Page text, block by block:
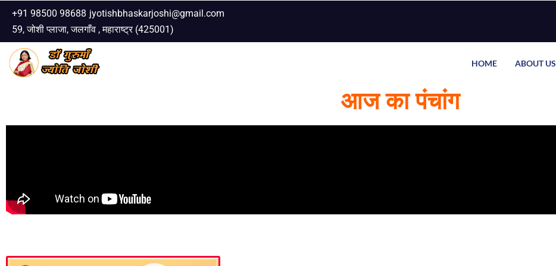
Skip
to
content
+91 98500 98688 jyotishbhaskarjoshi@gmail.com
59, जोशी प्लाजा, जलगाँव , महाराष्ट्र (425001)
HOME ABOUT US
आज का पंचांग